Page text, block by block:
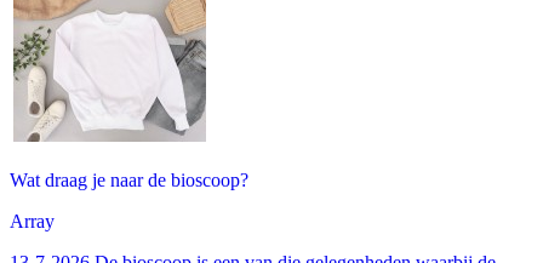
Wat draag je naar de bioscoop?
Array